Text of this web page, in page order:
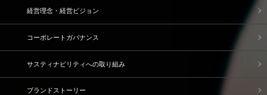
経営理念・経営ビジョン
コーポレートガバナンス
サスティナビリティへの取り組み
ブランドストーリー